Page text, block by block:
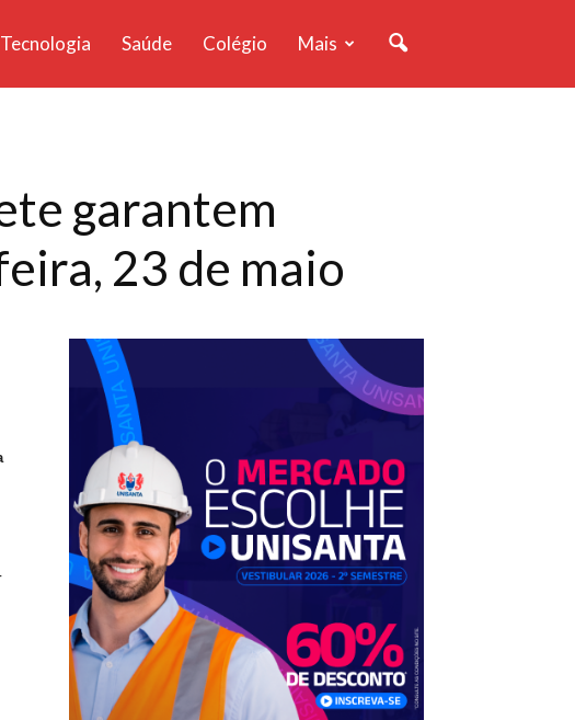
Tecnologia Saúde Colégio Mais
garantem
23 de maio